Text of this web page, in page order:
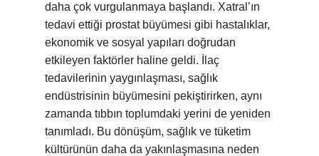
daha çok vurgulanmaya başlandı. Xatral’ın
tedavi ettiği prostat büyümesi gibi hastalıklar,
ekonomik ve sosyal yapıları doğrudan
etkileyen faktörler haline geldi. İlaç
tedavilerinin yaygınlaşması, sağlık
endüstrisinin büyümesini pekiştirirken, aynı
zamanda tıbbın toplumdaki yerini de yeniden
tanımladı. Bu dönüşüm, sağlık ve tüketim
kültürünün daha da yakınlaşmasına neden